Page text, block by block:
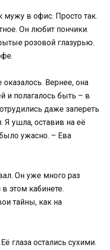
мужу в офис. Просто так.
Он любит пончики.
розовой глазурью.
Вернее, она
и полагалось быть – в
даже запереть
Я ушла, оставив на её
ужасно. – Ева
Он уже много раз
этом кабинете.
тайны, как на
глаза остались сухими.